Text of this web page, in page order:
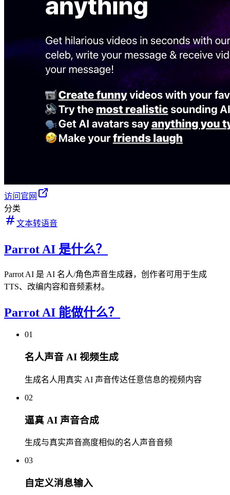
访问官网
分类
文本转语音
Parrot AI 是什么？
Parrot AI 是 AI 名人/角色声音生成器，创作者可用于生成
TTS、改编内容和音频素材。
Parrot AI 能做什么？
01
名人声音 AI 视频生成
生成名人用真实 AI 声音传达任意信息的视频内容
02
逼真 AI 声音合成
生成与真实声音高度相似的名人声音音频
03
自定义消息输入